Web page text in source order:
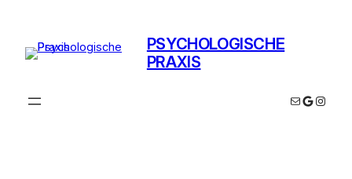
springen
PSYCHOLOGISCHE
PRAXIS
E-MailGoogle